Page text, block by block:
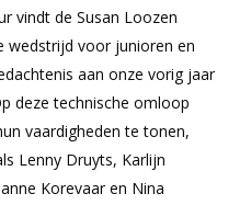
vindt de Susan Loozen
wedstrijd voor junioren en
aan onze vorig jaar
deze technische omloop
vaardigheden te tonen,
Lenny Druyts, Karlijn
Korevaar en Nina